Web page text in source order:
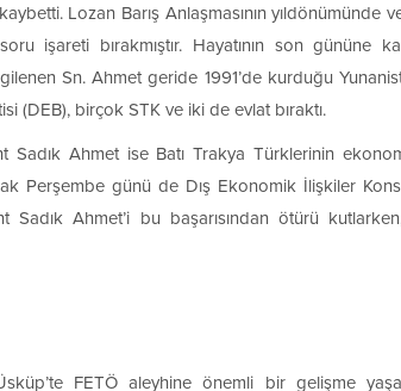
Lozan Barış Anlaşmasının
işareti bırakmıştır. Hayatının son gününe
Sn. Ahmet geride 1991’de kurduğu
(DEB), birçok STK ve iki de evlat bıraktı.
Ahmet ise Batı Trakya Türklerinin
Perşembe günü de Dış Ekonomik İlişkiler
Sadık Ahmet’i bu başarısından ötürü
FETÖ aleyhine önemli bir gelişme